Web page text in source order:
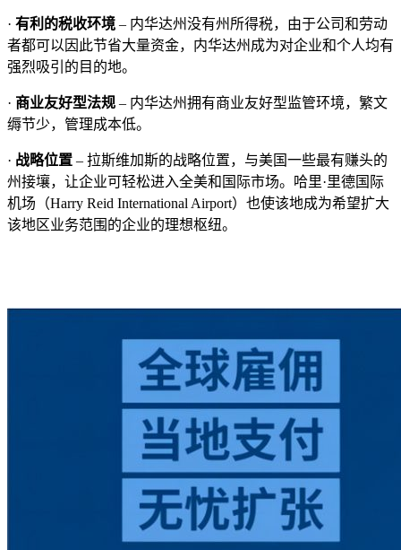
· 有利的税收环境 – 内华达州没有州所得税，由于公司和劳动
者都可以因此节省大量资金，内华达州成为对企业和个人均有
强烈吸引的目的地。
· 商业友好型法规 – 内华达州拥有商业友好型监管环境，繁文
缛节少，管理成本低。
· 战略位置 – 拉斯维加斯的战略位置，与美国一些最有赚头的
州接壤，让企业可轻松进入全美和国际市场。哈里·里德国际
机场（Harry Reid International Airport）也使该地成为希望扩大
该地区业务范围的企业的理想枢纽。